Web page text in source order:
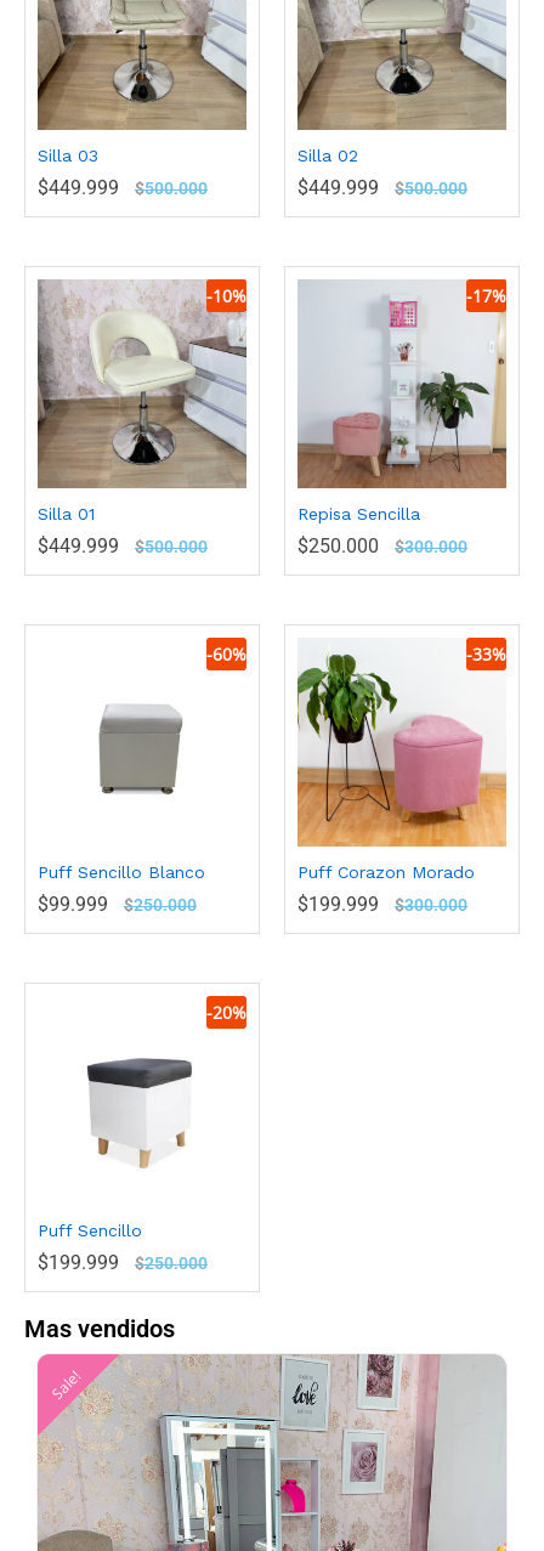
Silla 03
$449.999 $500.000
Silla 02
$449.999 $500.000
-10%
Silla 01
$449.999 $500.000
-17%
Repisa Sencilla
$250.000 $300.000
-60%
Puff Sencillo Blanco
$99.999 $250.000
-33%
Puff Corazon Morado
$199.999 $300.000
-20%
Puff Sencillo
$199.999 $250.000
Mas vendidos
Sale!